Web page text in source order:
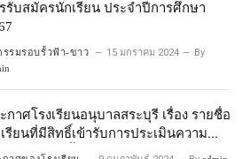
รับสมัครนักเรียน ประจำปีการศึกษา
รรมรอบรั้วฟ้า-ขาว 15 มกราคม 2024 By
กาศโรงเรียนอนุบาลสระบุรี เรื่อง รายชื่อ
รียนที่มีสิทธิ์เข้ารับการประเมินความ
อมเข้าเรียนชั้นประถมศึกษาปีที่ 1